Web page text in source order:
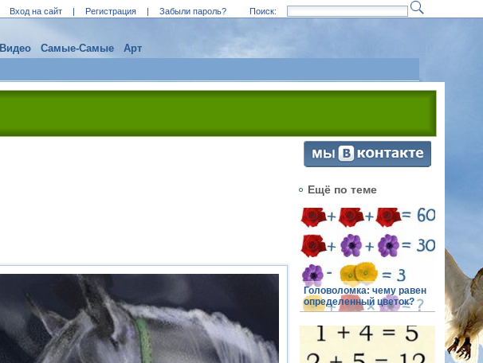
Вход на сайт | Регистрация | Забыли пароль? Поиск:
Видео Самые-Самые Арт
Ещё по теме
Головоломка: чему равен
определенный цветок?